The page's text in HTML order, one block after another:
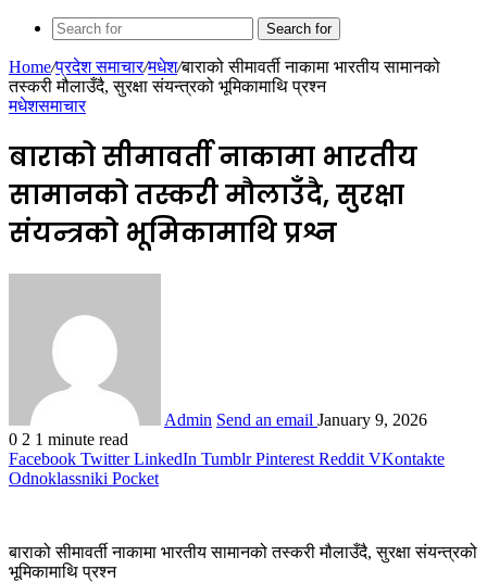
Search for
Home/प्रदेश समाचार/मधेश/बाराको सीमावर्ती नाकामा भारतीय सामानको
तस्करी मौलाउँदै, सुरक्षा संयन्त्रको भूमिकामाथि प्रश्न
मधेशसमाचार
बाराको सीमावर्ती नाकामा भारतीय
सामानको तस्करी मौलाउँदै, सुरक्षा
संयन्त्रको भूमिकामाथि प्रश्न
Admin Send an email January 9, 2026
0 2 1 minute read
Facebook Twitter LinkedIn Tumblr Pinterest Reddit VKontakte
Odnoklassniki Pocket
बाराको सीमावर्ती नाकामा भारतीय सामानको तस्करी मौलाउँदै, सुरक्षा संयन्त्रको
भूमिकामाथि प्रश्न